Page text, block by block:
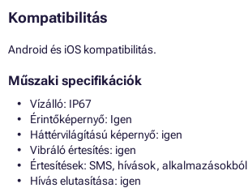
Kompatibilitás
Android és iOS kompatibilitás.
Műszaki specifikációk
Vízálló: IP67
Érintőképernyő: Igen
Háttérvilágítású képernyő: igen
Vibráló értesítés: igen
Értesítések: SMS, hívások, alkalmazásokból
Hívás elutasítása: igen